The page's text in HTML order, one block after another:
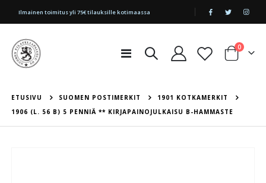
|
Ilmainen toimitus yli 75€ tilauksille kotimaassa
Toggle
Cart
0tuotetta
ETUSIVU SUOMEN POSTIMERKIT
1901 KOTKAMERKIT
1906 (L. 56 B) 5 PENNIÄ ** KIRJAPAINOJULKAISU B-HAMMASTE